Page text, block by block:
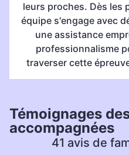
leurs proches. Dès les
équipe s'engage avec
une assistance
professionnalisme
traverser cette
Témoignages
accompagnées
41 avis de